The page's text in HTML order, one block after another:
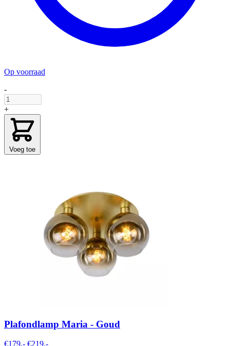
Op voorraad
-
+
Voeg toe
Plafondlamp Maria - Goud
€179,- €219,-